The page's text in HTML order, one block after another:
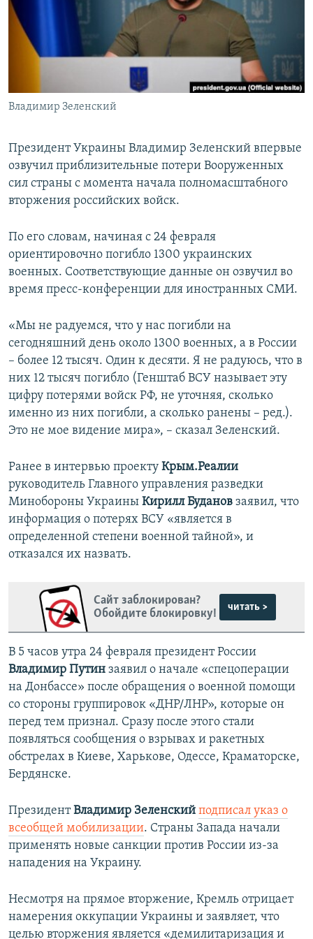
ПОБЕДИТЕЛЕЙ НЕ СУДЯТ?
КРЫМ.НЕПОКОРЕННЫЙ
УКРАИНСКАЯ ПРОБЛЕМА КРЫМА
ПРИСОЕДИНЯЙТЕСЬ!
Все сайты RFE/RL
Владимир Зеленский
Президент Украины Владимир Зеленский впервые
озвучил приблизительные потери Вооруженных
сил страны с момента начала полномасштабного
вторжения российских войск.
По его словам, начиная с 24 февраля
ориентировочно погибло 1300 украинских
военных. Соответствующие данные он озвучил во
время пресс-конференции для иностранных СМИ.
«Мы не радуемся, что у нас погибли на
сегодняшний день около 1300 военных, а в России
– более 12 тысяч. Один к десяти. Я не радуюсь, что в
них 12 тысяч погибло (Генштаб ВСУ называет эту
цифру потерями войск РФ, не уточняя, сколько
именно из них погибли, а сколько ранены – ред.).
Это не мое видение мира», – сказал Зеленский.
Ранее в интервью проекту Крым.Реалии
руководитель Главного управления разведки
Минобороны Украины Кирилл Буданов заявил, что
информация о потерях ВСУ «является в
определенной степени военной тайной», и
отказался их назвать.
Сайт заблокирован?
Обойдите блокировку!
читать >
В 5 часов утра 24 февраля президент России
Владимир Путин заявил о начале «спецоперации
на Донбассе» после обращения о военной помощи
со стороны группировок «ДНР/ЛНР», которые он
перед тем признал. Сразу после этого стали
появляться сообщения о взрывах и ракетных
обстрелах в Киеве, Харькове, Одессе, Краматорске,
Бердянске.
ПрезидентВладимир Зеленский подписал указ о
всеобщей мобилизации. Страны Запада начали
применять новые санкции против России из-за
нападения на Украину.
Несмотря на прямое вторжение, Кремль отрицает
намерения оккупации Украины и заявляет, что
целью вторжения является «демилитаризация и